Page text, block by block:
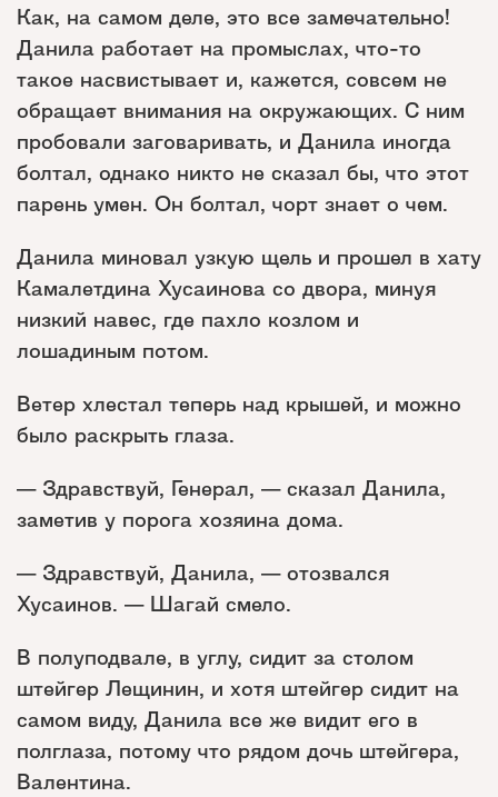
Как, на самом деле, это все замечательно!
Данила работает на промыслах, что-то
такое насвистывает и, кажется, совсем не
обращает внимания на окружающих. С ним
пробовали заговаривать, и Данила иногда
болтал, однако никто не сказал бы, что этот
парень умен. Он болтал, чорт знает о чем.
Данила миновал узкую щель и прошел в хату
Камалетдина Хусаинова со двора, минуя
низкий навес, где пахло козлом и
лошадиным потом.
Ветер хлестал теперь над крышей, и можно
было раскрыть глаза.
— Здравствуй, Генерал, — сказал Данила,
заметив у порога хозяина дома.
— Здравствуй, Данила, — отозвался
Хусаинов. — Шагай смело.
В полуподвале, в углу, сидит за столом
штейгер Лещинин, и хотя штейгер сидит на
самом виду, Данила все же видит его в
полглаза, потому что рядом дочь штейгера,
Валентина.